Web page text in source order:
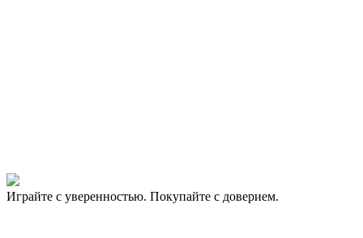
Играйте с уверенностью. Покупайте с доверием.